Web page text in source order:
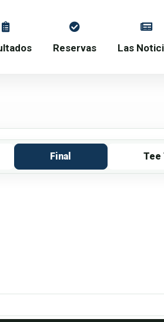
Reservas Las
Final Tee